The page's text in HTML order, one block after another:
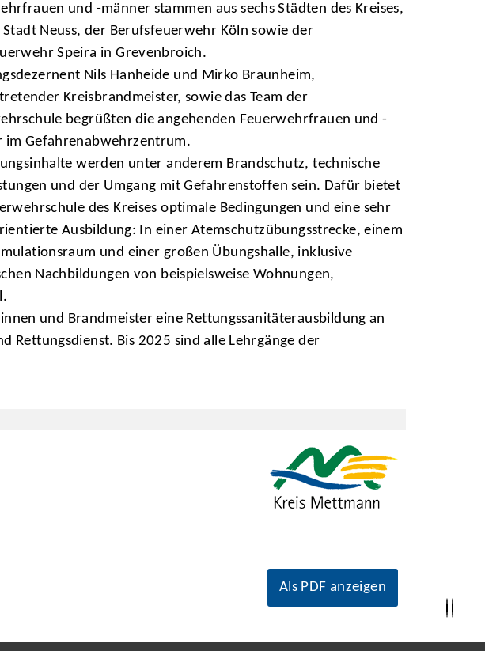
und -männer stammen aus sechs Städten des Kreises,
Stadt Neuss, der Berufsfeuerwehr Köln sowie der
Speira in Grevenbroich.
Nils Hanheide und Mirko Braunheim,
Kreisbrandmeister, sowie das Team der
begrüßten die angehenden Feuerwehrfrauen und -
im Gefahrenabwehrzentrum.
werden unter anderem Brandschutz, technische
und der Umgang mit Gefahrenstoffen sein. Dafür bietet
des Kreises optimale Bedingungen und eine sehr
Ausbildung: In einer Atemschutzübungsstrecke, einem
und einer großen Übungshalle, inklusive
Nachbildungen von beispielsweise Wohnungen,
und Brandmeister eine Rettungssanitäterausbildung an
Rettungsdienst. Bis 2025 sind alle Lehrgänge der
Als PDF anzeigen